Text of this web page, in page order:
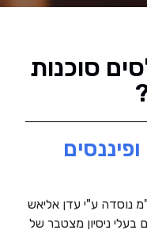
סוכנות
נוסדה ע"י עדן אליאש
בעלי ניסיון מצטבר של